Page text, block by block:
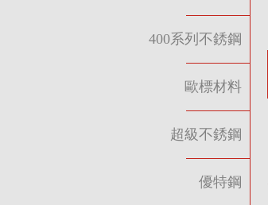
400系列不銹鋼
歐標材料
超級不銹鋼
優特鋼